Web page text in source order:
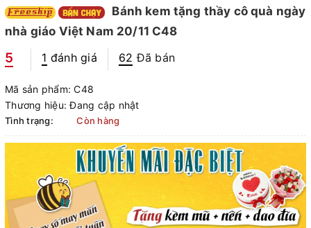
Bánh kem tặng thầy cô quà ngày
nhà giáo Việt Nam 20/11 C48
5 1 đánh giá 62 Đã bán
Mã sản phẩm: C48
Thương hiệu: Đang cập nhật
Tình trạng: Còn hàng